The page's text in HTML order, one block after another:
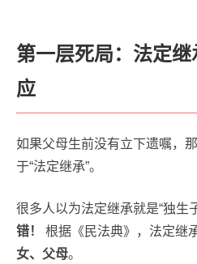
第一层死局：法定
应
如果父母生前没有立下遗嘱，
于“法定继承”。
很多人以为法定继承就是“独生
错！
根据《民法典》，法定继
女、父母。